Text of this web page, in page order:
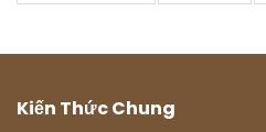
Kiến Thức Chung